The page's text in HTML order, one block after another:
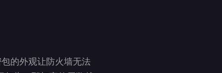
的外观让防火墙无法